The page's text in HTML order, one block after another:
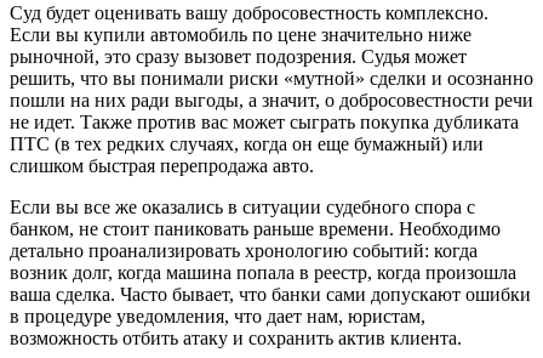
Суд будет оценивать вашу добросовестность комплексно.
Если вы купили автомобиль по цене значительно ниже
рыночной, это сразу вызовет подозрения. Судья может
решить, что вы понимали риски «мутной» сделки и осознанно
пошли на них ради выгоды, а значит, о добросовестности речи
не идет. Также против вас может сыграть покупка дубликата
ПТС (в тех редких случаях, когда он еще бумажный) или
слишком быстрая перепродажа авто.
Если вы все же оказались в ситуации судебного спора с
банком, не стоит паниковать раньше времени. Необходимо
детально проанализировать хронологию событий: когда
возник долг, когда машина попала в реестр, когда произошла
ваша сделка. Часто бывает, что банки сами допускают ошибки
в процедуре уведомления, что дает нам, юристам,
возможность отбить атаку и сохранить актив клиента.